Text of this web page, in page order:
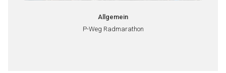
Allgemein
P-Weg Radmarathon